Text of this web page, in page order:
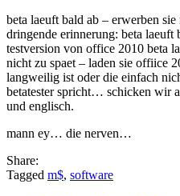
beta laeuft bald ab – erwerben
dringende erinnerung: beta laeuft
testversion von office 2010 beta
nicht zu spaet – laden sie offiice
langweilig ist oder die einfach
betatester spricht… schicken wir
und englisch.
mann ey… die nerven…
Share:
Tagged m$, software